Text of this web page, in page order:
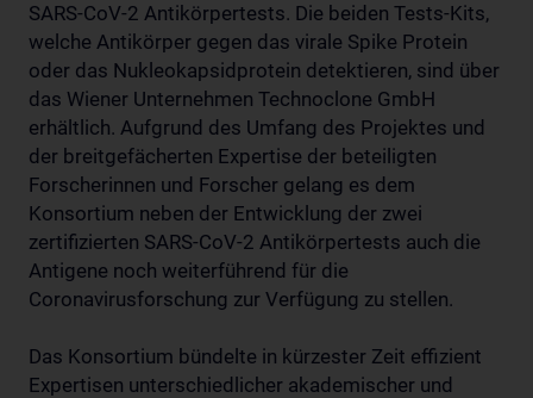
SARS-CoV-2 Antikörpertests. Die beiden Tests-Kits,
welche Antikörper gegen das virale Spike Protein
oder das Nukleokapsidprotein detektieren, sind über
das Wiener Unternehmen Technoclone GmbH
erhältlich. Aufgrund des Umfang des Projektes und
der breitgefächerten Expertise der beteiligten
Forscherinnen und Forscher gelang es dem
Konsortium neben der Entwicklung der zwei
zertifizierten SARS-CoV-2 Antikörpertests auch die
Antigene noch weiterführend für die
Coronavirusforschung zur Verfügung zu stellen.
Das Konsortium bündelte in kürzester Zeit effizient
Expertisen unterschiedlicher akademischer und